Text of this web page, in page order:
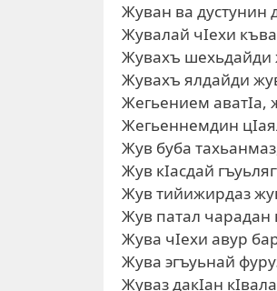
Жуван ва дустунин
Жувалай чIехи
Жувахъ шехьдайди
Жувахъ ялдайди
Жегьением аватIа,
Жегьеннемдин
Жув буба
Жув кIасдай
Жув тийижирдаз
Жув патал чарадан
Жува чIехи авур
Жува эгъуьнай
Жуваз дакIан